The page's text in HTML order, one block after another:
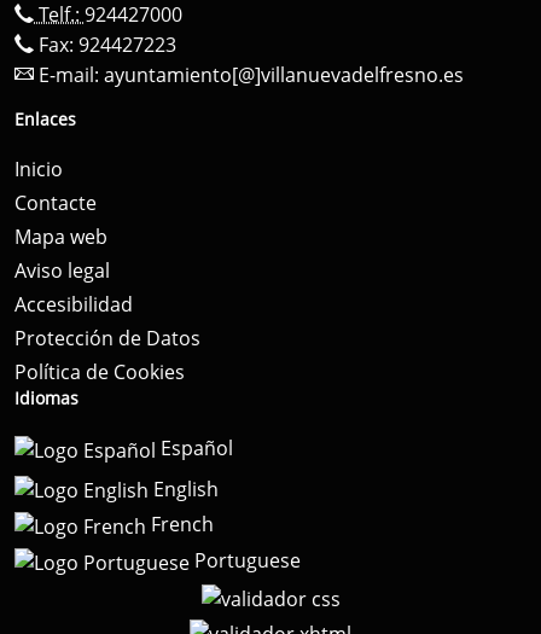
Telf.: 924427000
Fax: 924427223
E-mail: ayuntamiento[@]villanuevadelfresno.es
Enlaces
Inicio
Contacte
Mapa web
Aviso legal
Accesibilidad
Protección de Datos
Política de Cookies
Idiomas
Español
English
French
Portuguese